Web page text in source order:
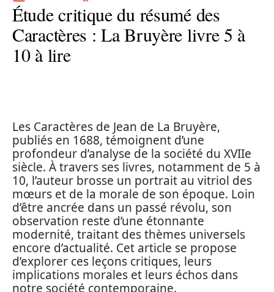
Étude critique du résumé des
Caractères : La Bruyère livre 5 à
10 à lire
Les Caractères de Jean de La Bruyère,
publiés en 1688, témoignent d’une
profondeur d’analyse de la société du XVIIe
siècle. À travers ses livres, notamment de 5 à
10, l’auteur brosse un portrait au vitriol des
mœurs et de la morale de son époque. Loin
d’être ancrée dans un passé révolu, son
observation reste d’une étonnante
modernité, traitant des thèmes universels
encore d’actualité. Cet article se propose
d’explorer ces leçons critiques, leurs
implications morales et leurs échos dans
notre société contemporaine.